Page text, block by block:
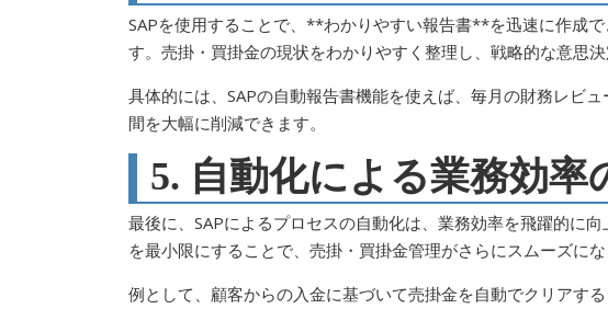
SAPを使用することで、**わかりやすい報告書**を迅速に作成
す。売掛・買掛金の現状をわかりやすく整理し、戦略的な意思決
具体的には、SAPの自動報告書機能を使えば、毎月の財務レビ
間を大幅に削減できます。
5. 自動化による業務効率
最後に、SAPによるプロセスの自動化は、業務効率を飛躍的に
を最小限にすることで、売掛・買掛金管理がさらにスムーズにな
例として、顧客からの入金に基づいて売掛金を自動でクリアす